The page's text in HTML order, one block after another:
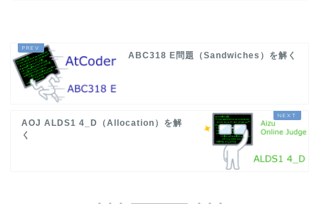
ABC318 E問題（Sandwiches）を解く
AOJ ALDS1 4_D（Allocation）を解
く